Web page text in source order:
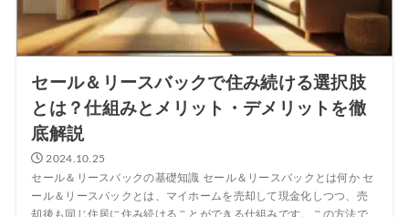
セール＆リースバックで住み続ける選択肢
とは？仕組みとメリット・デメリットを徹
底解説
2024.10.25
セール＆リースバックの基礎知識 セール＆リースバックとは何か セ
ール＆リースバックとは、マイホームを売却して現金化しつつ、売
却後も同じ住居に住み続けることができる仕組みです。この方法で